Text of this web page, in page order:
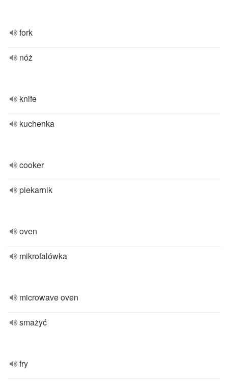
fork
nóż
knife
kuchenka
cooker
piekarnik
oven
mikrofalówka
microwave oven
smażyć
fry